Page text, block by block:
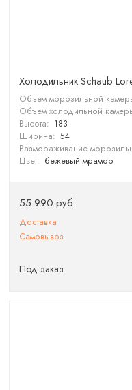
Холодильник Schaub
Объем морозильной
Объем холодильной
Высота: 183
Ширина: 54
Размораживание
Цвет: бежевый мрамор
55 990 руб.
Доставка
Самовывоз
Под заказ